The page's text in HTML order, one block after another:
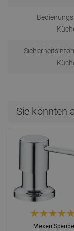
Sie könnten
Mexen